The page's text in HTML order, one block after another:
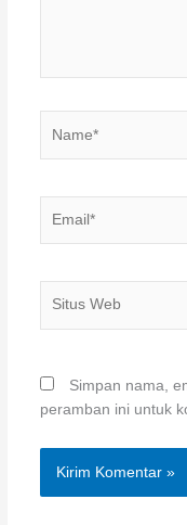
Simpan nama,
peramban ini untuk